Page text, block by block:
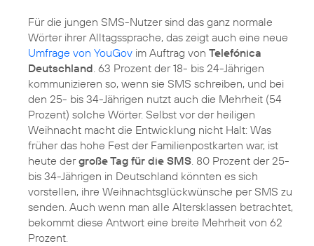
Für die jungen SMS-Nutzer sind das ganz normale
Wörter ihrer Alltagssprache, das zeigt auch eine neue
Umfrage von YouGov im Auftrag von Telefónica
Deutschland. 63 Prozent der 18- bis 24-Jährigen
kommunizieren so, wenn sie SMS schreiben, und bei
den 25- bis 34-Jährigen nutzt auch die Mehrheit (54
Prozent) solche Wörter. Selbst vor der heiligen
Weihnacht macht die Entwicklung nicht Halt: Was
früher das hohe Fest der Familienpostkarten war, ist
heute dergroße Tag für die SMS. 80 Prozent der 25-
bis 34-Jährigen in Deutschland könnten es sich
vorstellen, ihre Weihnachtsglückwünsche per SMS zu
senden. Auch wenn man alle Altersklassen betrachtet,
bekommt diese Antwort eine breite Mehrheit von 62
Prozent.